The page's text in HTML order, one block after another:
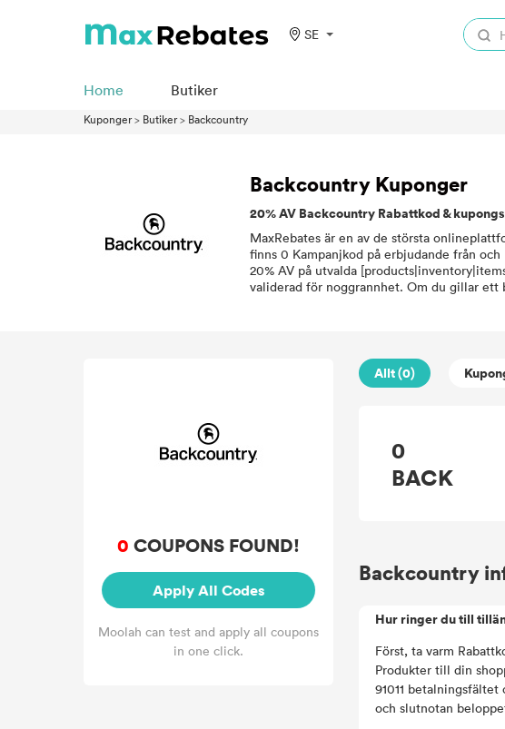
SE
Home Butiker
Kuponger> Butiker> Backcountry
Backcountry Kuponger
20% AV Backcountry Rabattkod &
MaxRebates är en av de största
finns 0 Kampanjkod på erbjudande från
20% AV på utvalda
validerad för noggrannhet. Om du gillar ett
0 COUPONS FOUND!
Apply All Codes
Moolah can test and apply all coupons
in one click.
Allt (0)
0
BACK
Backcountry
Hur ringer du till
Först, ta varm
Produkter till din
91011
och slutnotan